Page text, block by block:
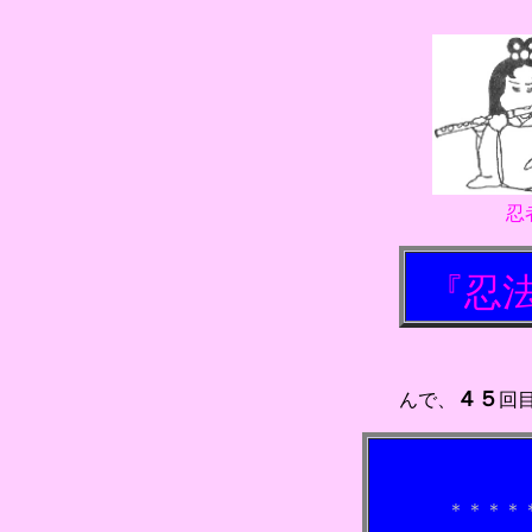
忍者は芸
『忍
★山田風太郎
んで、 ４５ 回
＊＊＊＊＊